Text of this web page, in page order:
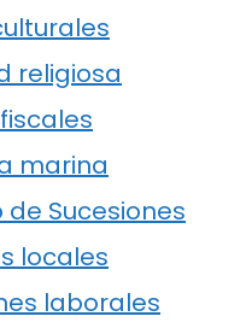
religiosa
marina
Sucesiones
locales
laborales